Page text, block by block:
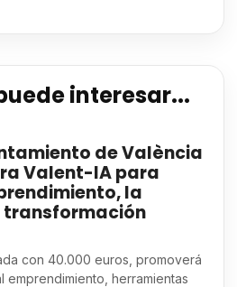
interesar...
de València
Valent-IA para
la
transformación
con 40.000 euros, promoverá
herramientas